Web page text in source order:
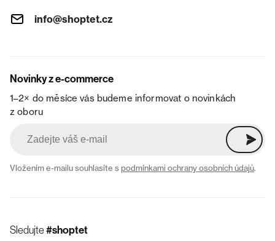
info@shoptet.cz
Novinky z e-commerce
1–2× do měsíce vás budeme informovat o novinkách
z oboru
Vložením e-mailu souhlasíte spodmínkami ochrany osobních údajů.
Sledujte#shoptet